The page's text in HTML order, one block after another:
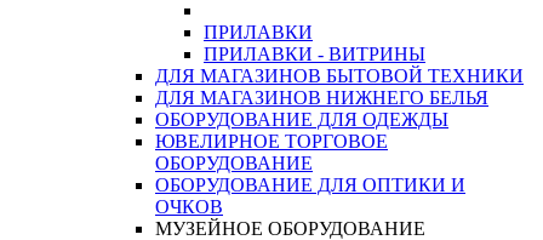
ПРИЛАВКИ
ПРИЛАВКИ - ВИТРИНЫ
ДЛЯ МАГАЗИНОВ БЫТОВОЙ ТЕХНИКИ
ДЛЯ МАГАЗИНОВ НИЖНЕГО БЕЛЬЯ
ОБОРУДОВАНИЕ ДЛЯ ОДЕЖДЫ
ЮВЕЛИРНОЕ ТОРГОВОЕ
ОБОРУДОВАНИЕ
ОБОРУДОВАНИЕ ДЛЯ ОПТИКИ И
ОЧКОВ
МУЗЕЙНОЕ ОБОРУДОВАНИЕ